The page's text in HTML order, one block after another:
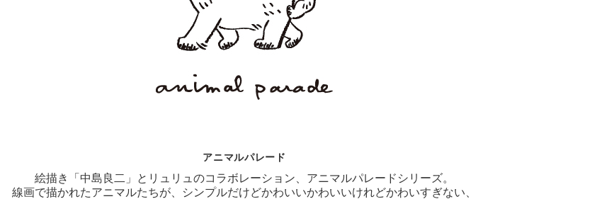
アニマルパレード
絵描き「中島良二」とリュリュのコラボレーション、アニマルパレードシリーズ。
線画で描かれたアニマルたちが、シンプルだけどかわいいかわいいけれどかわいすぎない、